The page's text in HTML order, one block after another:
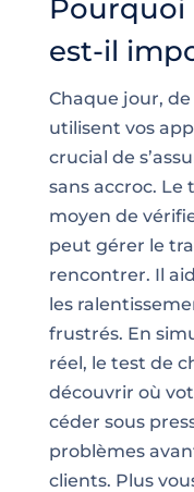
Pourquoi
est-il
Chaque jour,
utilisent vos
crucial de
sans accroc. Le
moyen de
peut gérer le
rencontrer. Il
les
frustrés. En
réel, le test de
découvrir où
céder sous
problèmes
clients. Plus